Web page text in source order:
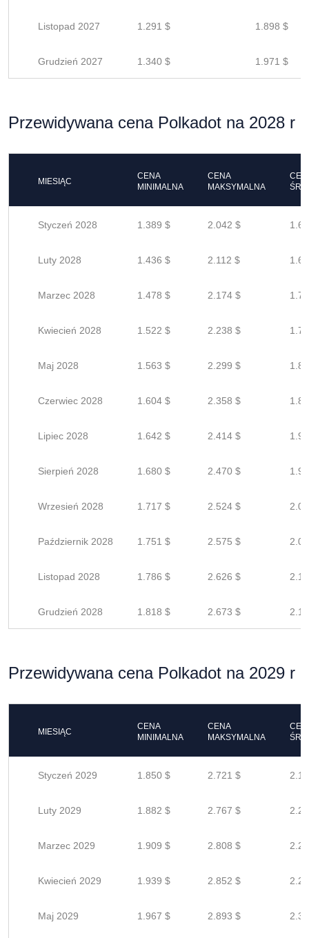
Listopad 2027 1.291 $ 1.898 $
Grudzień 2027 1.340 $ 1.971 $
Przewidywana cena Polkadot na 2028 r
MIESIĄC
CENA
MINIMALNA
CENA
MAKSYMALNA
Styczeń 2028 1.389 $ 2.042 $
Luty 2028 1.436 $ 2.112 $
Marzec 2028 1.478 $ 2.174 $
Kwiecień 2028 1.522 $ 2.238 $
Maj 2028 1.563 $ 2.299 $
Czerwiec 2028 1.604 $ 2.358 $
Lipiec 2028 1.642 $ 2.414 $
Sierpień 2028 1.680 $ 2.470 $
Wrzesień 2028 1.717 $ 2.524 $
Październik 2028 1.751 $ 2.575 $
Listopad 2028 1.786 $ 2.626 $
Grudzień 2028 1.818 $ 2.673 $
Przewidywana cena Polkadot na 2029 r
MIESIĄC
CENA
MINIMALNA
CENA
MAKSYMALNA
Styczeń 2029 1.850 $ 2.721 $
Luty 2029 1.882 $ 2.767 $
Marzec 2029 1.909 $ 2.808 $
Kwiecień 2029 1.939 $ 2.852 $
Maj 2029 1.967 $ 2.893 $